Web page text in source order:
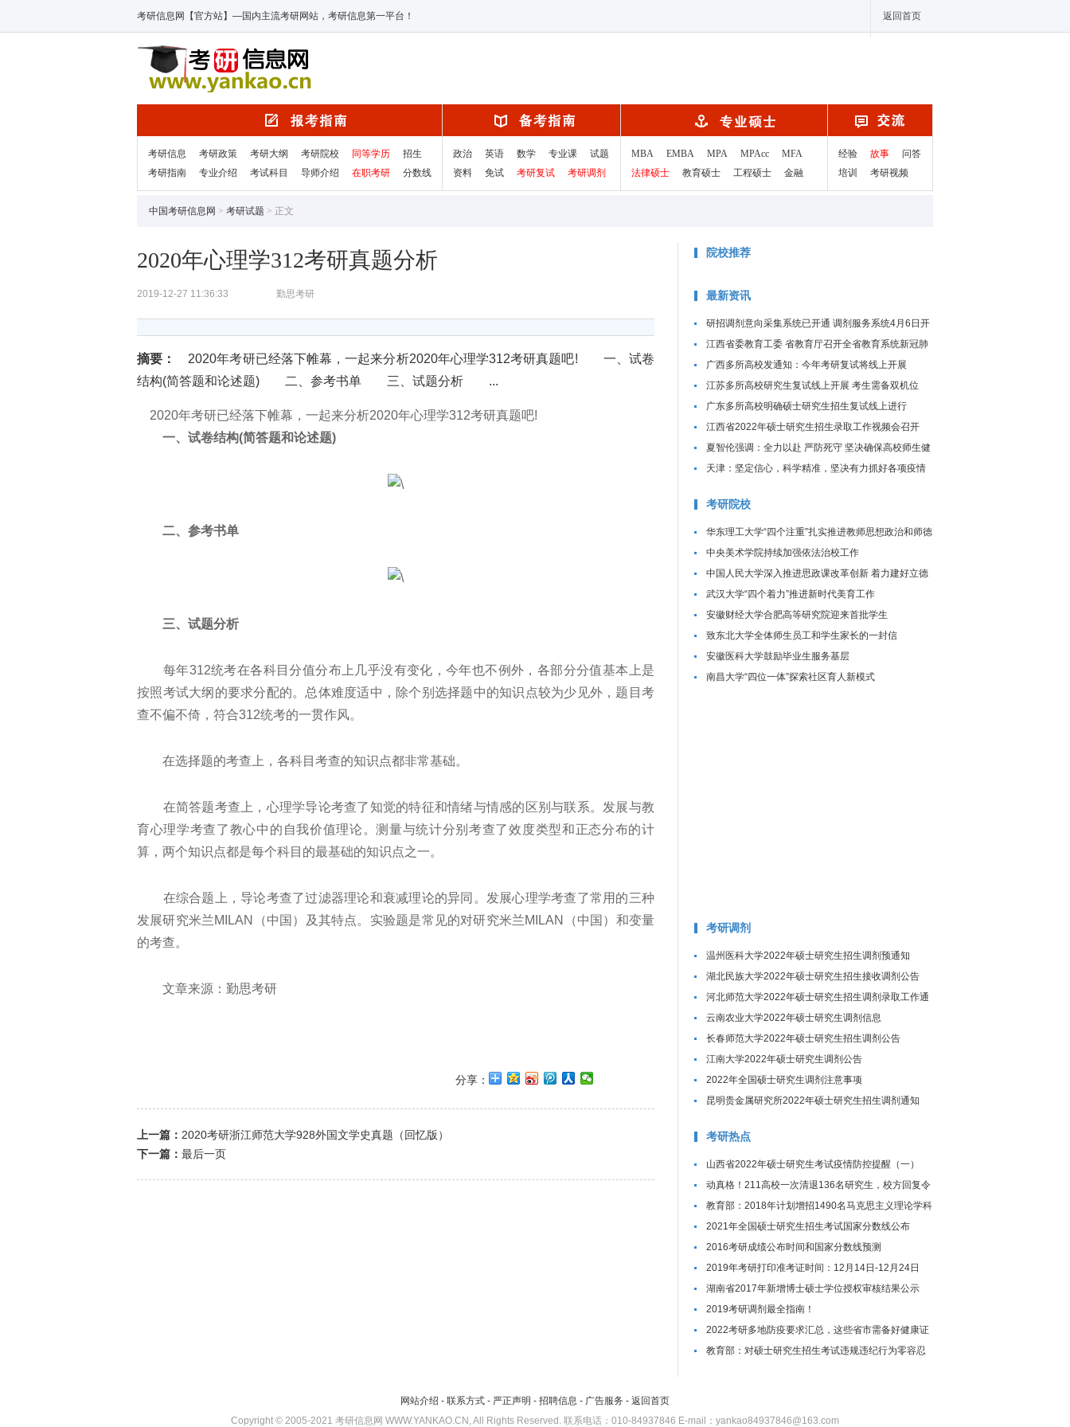
考研信息网【官方站】—国内主流考研网站，考研信息第一平台！ 返回首页
考研信息 考研政策 考研大纲 考研院校 同等学历
招生
考研指南
专业介绍 考试科目 导师介绍 在职考研 分数线
政治 英语 数学 专业课
试题
资料
免试 考研复试 考研调剂
MBA EMBA MPA MPAcc
MFA
法律硕士
教育硕士 工程硕士 金融
经验 故事
问答
培训
考研视频
中国考研信息网 > 考研试题 > 正文
2020年心理学312考研真题分析
2019-12-27 11:36:33 勤思考研
摘要：
2020年考研已经落下帷幕，一起来分析2020年心理学312考研真题吧! 一、试卷
结构(简答题和论述题) 二、参考书单 三、试题分析 ...
2020年考研已经落下帷幕，一起来分析2020年心理学312考研真题吧!
一、试卷结构(简答题和论述题)
二、参考书单
三、试题分析
每年312统考在各科目分值分布上几乎没有变化，今年也不例外，各部分分值基本上是
按照考试大纲的要求分配的。总体难度适中，除个别选择题中的知识点较为少见外，题目考
查不偏不倚，符合312统考的一贯作风。
在选择题的考查上，各科目考查的知识点都非常基础。
在简答题考查上，心理学导论考查了知觉的特征和情绪与情感的区别与联系。发展与教
育心理学考查了教心中的自我价值理论。测量与统计分别考查了效度类型和正态分布的计
算，两个知识点都是每个科目的最基础的知识点之一。
在综合题上，导论考查了过滤器理论和衰减理论的异同。发展心理学考查了常用的三种
发展研究米兰MILAN（中国）及其特点。实验题是常见的对研究米兰MILAN（中国）和变量
的考查。
文章来源：勤思考研
分享：
上一篇： 2020考研浙江师范大学928外国文学史真题（回忆版）
下一篇： 最后一页
院校推荐
最新资讯
研招调剂意向采集系统已开通 调剂服务系统4月6日开
通
江西省委教育工委 省教育厅召开全省教育系统新冠肺
炎疫情防控工作视频调度会议
广西多所高校发通知：今年考研复试将线上开展
江苏多所高校研究生复试线上开展 考生需备双机位
广东多所高校明确硕士研究生招生复试线上进行
江西省2022年硕士研究生招生录取工作视频会召开
夏智伦强调：全力以赴 严防死守 坚决确保高校师生健
康、校园平安
天津：坚定信心，科学精准，坚决有力抓好各项疫情
考研院校
华东理工大学“四个注重”扎实推进教师思想政治和师德
师风建设工作
中央美术学院持续加强依法治校工作
中国人民大学深入推进思政课改革创新 着力建好立德
树人关键课程
武汉大学“四个着力”推进新时代美育工作
安徽财经大学合肥高等研究院迎来首批学生
致东北大学全体师生员工和学生家长的一封信
安徽医科大学鼓励毕业生服务基层
南昌大学“四位一体”探索社区育人新模式
考研调剂
温州医科大学2022年硕士研究生招生调剂预通知
湖北民族大学2022年硕士研究生招生接收调剂公告
河北师范大学2022年硕士研究生招生调剂录取工作通
知
云南农业大学2022年硕士研究生调剂信息
长春师范大学2022年硕士研究生招生调剂公告
江南大学2022年硕士研究生调剂公告
2022年全国硕士研究生调剂注意事项
昆明贵金属研究所2022年硕士研究生招生调剂通知
考研热点
山西省2022年硕士研究生考试疫情防控提醒（一）
动真格！211高校一次清退136名研究生，校方回复令
人惊讶
教育部：2018年计划增招1490名马克思主义理论学科
研究生
2021年全国硕士研究生招生考试国家分数线公布
2016考研成绩公布时间和国家分数线预测
2019年考研打印准考证时间：12月14日-12月24日
湖南省2017年新增博士硕士学位授权审核结果公示
2019考研调剂最全指南！
2022考研多地防疫要求汇总，这些省市需备好健康证
明！
教育部：对硕士研究生招生考试违规违纪行为零容忍
网站介绍 - 联系方式 - 严正声明 - 招聘信息 - 广告服务 - 返回首页
Copyright © 2005-2021 考研信息网 WWW.YANKAO.CN, All Rights Reserved. 联系电话：010-84937846 E-mail：yankao84937846@163.com